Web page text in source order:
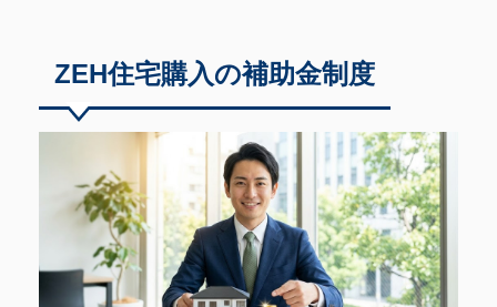
ZEH住宅購入の補助金制度